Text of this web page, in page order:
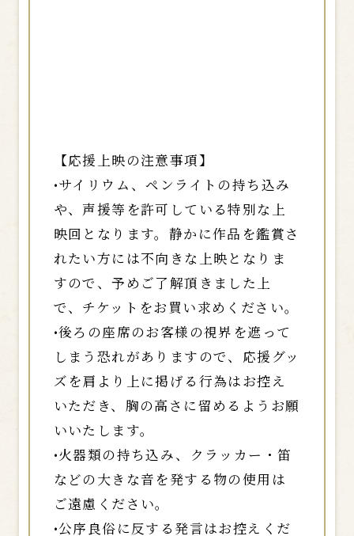
【応援上映の注意事項】
•サイリウム、ペンライトの持ち込み
や、声援等を許可している特別な上
映回となります。静かに作品を鑑賞さ
れたい方には不向きな上映となりま
すので、予めご了解頂きました上
で、チケットをお買い求めください。
•後ろの座席のお客様の視界を遮って
しまう恐れがありますので、応援グッ
ズを肩より上に掲げる行為はお控え
いただき、胸の高さに留めるようお願
いいたします。
•火器類の持ち込み、クラッカー・笛
などの大きな音を発する物の使用は
ご遠慮ください。
•公序良俗に反する発言はお控えくだ